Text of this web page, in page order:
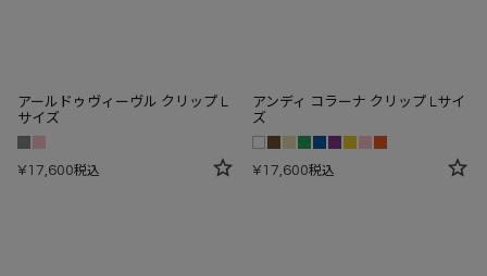
アールドゥヴィーヴル クリップ L
サイズ
¥ 17,600税込
アンディ コラーナ クリップ Lサイ
ズ
¥ 17,600税込